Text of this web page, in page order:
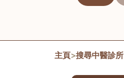
主頁>搜尋中醫診所